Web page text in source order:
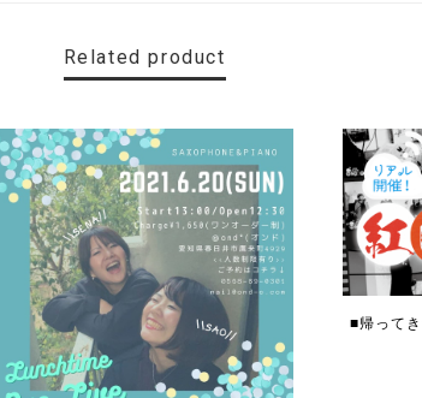
Related product
■帰って